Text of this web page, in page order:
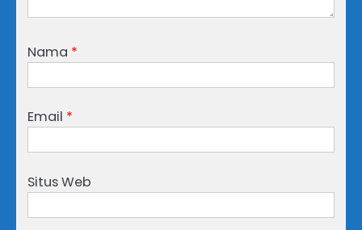
Nama *
Email *
Situs Web